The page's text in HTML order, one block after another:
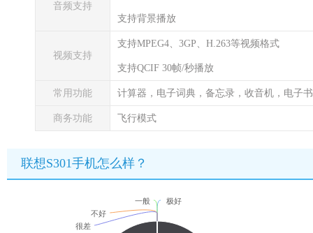
音频支持
支持背景播放
视频支持
支持MPEG4、3GP、H.263等视频格式
支持QCIF 30帧/秒播放
常用功能 计算器，电子词典，备忘录，收音机，电子
商务功能 飞行模式
联想S301手机怎么样？
极好
一般
不好
很差